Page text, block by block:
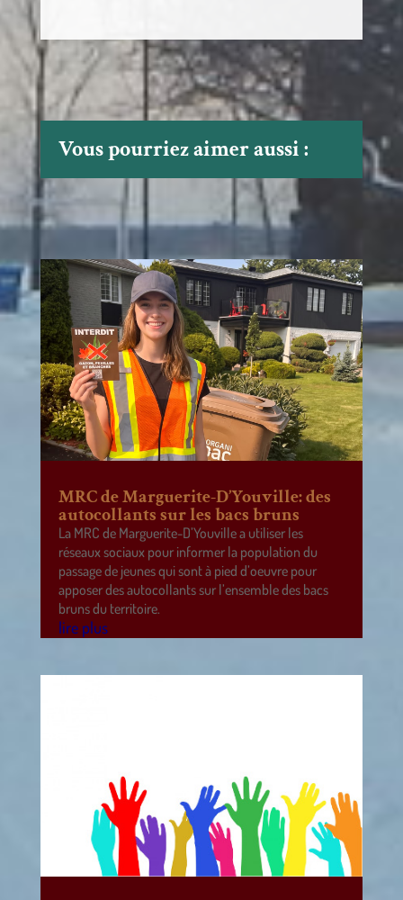
Vous pourriez aimer aussi :
MRC de Marguerite-D’Youville: des
autocollants sur les bacs bruns
La MRC de Marguerite-D’Youville a utiliser les
réseaux sociaux pour informer la population du
passage de jeunes qui sont à pied d’oeuvre pour
apposer des autocollants sur l’ensemble des bacs
bruns du territoire.
lire plus